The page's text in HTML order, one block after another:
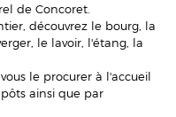
de Concoret.
découvrez le bourg, la
le lavoir, l'étang, la
le procurer à l'accueil
ainsi que par